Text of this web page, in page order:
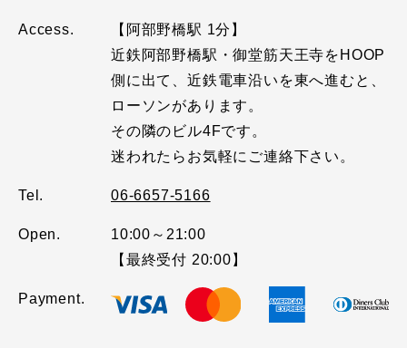
Access.
【阿部野橋駅 1分】
近鉄阿部野橋駅・御堂筋天王寺をHOOP
側に出て、近鉄電車沿いを東へ進むと、
ローソンがあります。
その隣のビル4Fです。
迷われたらお気軽にご連絡下さい。
Tel. 06-6657-5166
Open.
10:00～21:00
【最終受付 20:00】
Payment.